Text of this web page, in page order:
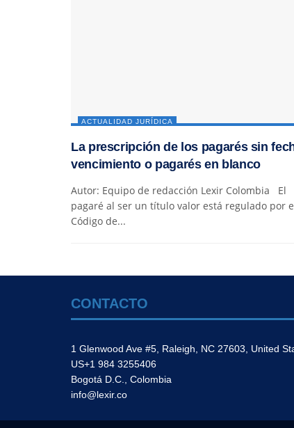
ACTUALIDAD JURÍDICA
La prescripción de los pagarés sin
vencimiento o pagarés en blanco
Autor: Equipo de redacción Lexir Colombia El
pagaré al ser un título valor está regulado por
Código de...
CONTACTO
1 Glenwood Ave #5, Raleigh, NC 27603, United
US+1 984 3255406
Bogotá D.C., Colombia
info@lexir.co